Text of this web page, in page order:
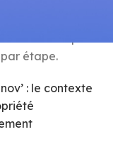
étape.
: le contexte